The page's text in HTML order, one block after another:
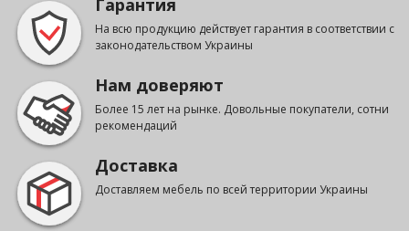
Гарантия
На всю продукцию действует гарантия в соответствии с
законодательством Украины
Нам доверяют
Более 15 лет на рынке. Довольные покупатели, сотни
рекомендаций
Доставка
Доставляем мебель по всей территории Украины